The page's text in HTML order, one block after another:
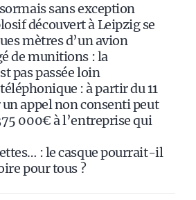
sans exception
découvert à Leipzig se
mètres d’un avion
de munitions : la
pas passée loin
: à partir du 11
appel non consenti peut
000€ à l’entreprise qui
: le casque pourrait-il
pour tous ?